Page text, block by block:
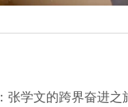
张学文的跨界奋进之